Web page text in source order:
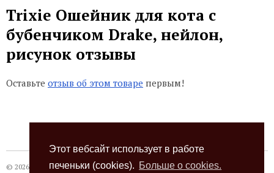
Этот вебсайт использует в работе
печеньки (cookies). Больше о cookies.
Trixie Ошейник для кота с
бубенчиком Drake, нейлон,
рисунок отзывы
Оставьте отзыв об этом товаре первым!
© 2026 Термокот, +7 (863) 24-28-999 +7 (989) 620-